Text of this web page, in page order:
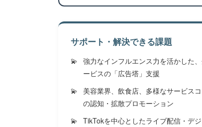
サポート・解決できる課題
強力なインフルエンス力を活かした
ービスの「広告塔」支援
美容業界、飲食店、多様なサービス
の認知・拡散プロモーション
TikTokを中心としたライブ配信・デ